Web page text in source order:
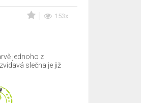
153x
jednoho z
slečna je již